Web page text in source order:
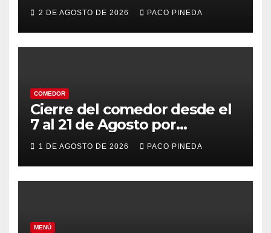
2 DE AGOSTO DE 2026 PACO PINEDA
COMEDOR
Cierre del comedor desde el
7 al 21 de Agosto por
vacaciones
1 DE AGOSTO DE 2026 PACO PINEDA
MENÚ